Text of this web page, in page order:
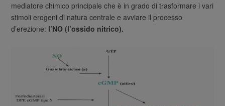
mediatore chimico principale che è in grado di trasformare i vari
stimoli erogeni di natura centrale e avviare il processo
d’erezione: l’NO (l’ossido nitrico).